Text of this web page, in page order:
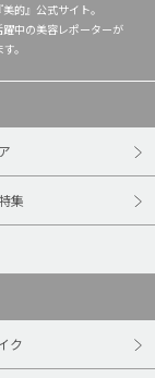
的』公式サイト。
中の美容レポーターが
。
集
ク